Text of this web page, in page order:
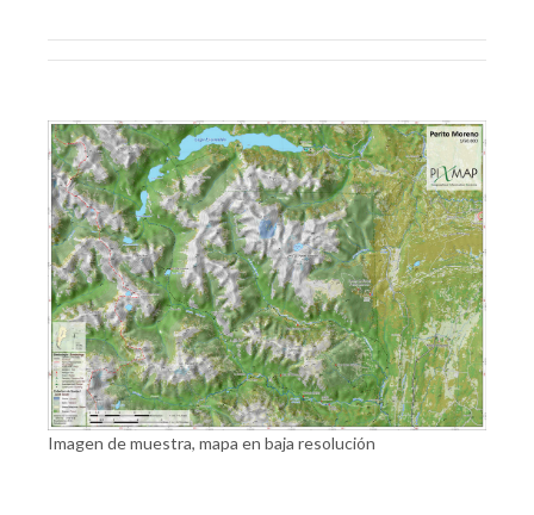
Imagen de muestra, mapa en baja resolución